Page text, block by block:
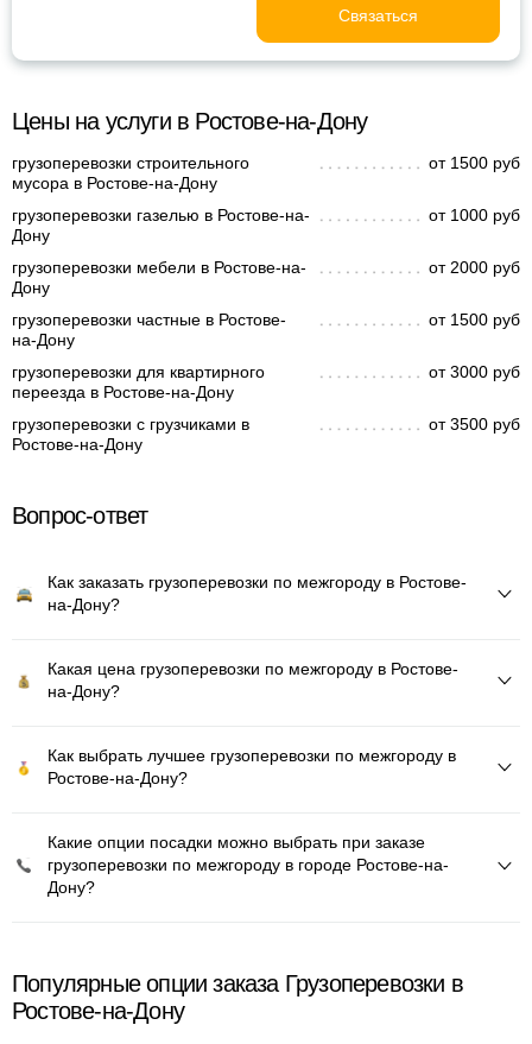
Связаться
Цены на услуги в Ростове-на-Дону
грузоперевозки строительного
мусора в Ростове-на-Дону
от 1500 руб
грузоперевозки газелью в Ростове-на-
Дону
от 1000 руб
грузоперевозки мебели в Ростове-на-
Дону
от 2000 руб
грузоперевозки частные в Ростове-
на-Дону
от 1500 руб
грузоперевозки для квартирного
переезда в Ростове-на-Дону
от 3000 руб
грузоперевозки с грузчиками в
Ростове-на-Дону
от 3500 руб
Вопрос-ответ
Как заказать грузоперевозки по межгороду в Ростове-
на-Дону?
Какая цена грузоперевозки по межгороду в Ростове-
на-Дону?
Как выбрать лучшее грузоперевозки по межгороду в
Ростове-на-Дону?
Какие опции посадки можно выбрать при заказе
грузоперевозки по межгороду в городе Ростове-на-
Дону?
Популярные опции заказа Грузоперевозки в
Ростове-на-Дону